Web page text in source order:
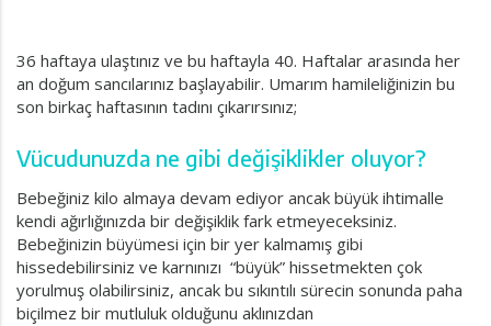
36 haftaya ulaştınız ve bu haftayla 40. Haftalar arasında her
an doğum sancılarınız başlayabilir. Umarım hamileliğinizin bu
son birkaç haftasının tadını çıkarırsınız;
Vücudunuzda ne gibi değişiklikler oluyor?
Bebeğiniz kilo almaya devam ediyor ancak büyük ihtimalle
kendi ağırlığınızda bir değişiklik fark etmeyeceksiniz.
Bebeğinizin büyümesi için bir yer kalmamış gibi
hissedebilirsiniz ve karnınızı “büyük” hissetmekten çok
yorulmuş olabilirsiniz, ancak bu sıkıntılı sürecin sonunda paha
biçilmez bir mutluluk olduğunu aklınızdan